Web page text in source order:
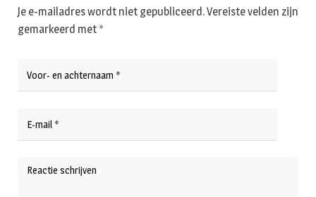
Je e-mailadres wordt niet gepubliceerd.Vereiste velden zijn
gemarkeerd met *